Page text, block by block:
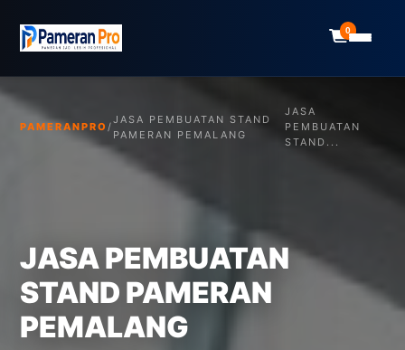
0
PAMERANPRO/
JASA PEMBUATAN STAND
PAMERAN PEMALANG
JASA
PEMBUATAN
STAND...
JASA PEMBUATAN
STAND PAMERAN
PEMALANG